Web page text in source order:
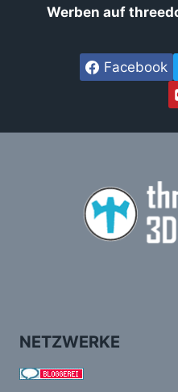
Werben auf
Facebook
NETZWERKE